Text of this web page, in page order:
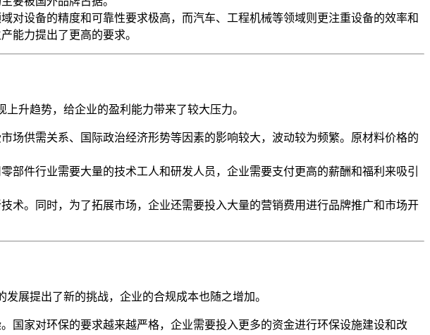
对设备的精度和可靠性要求极高，而汽车、工程机械等领域则更注重设备的效率和
能力提出了更高的要求。
升趋势，给企业的盈利能力带来了较大压力。
场供需关系、国际政治经济形势等因素的影响较大，波动较为频繁。原材料价格的
件行业需要大量的技术工人和研发人员，企业需要支付更高的薪酬和福利来吸引
术。同时，为了拓展市场，企业还需要投入大量的营销费用进行品牌推广和市场开
展提出了新的挑战，企业的合规成本也随之增加。
国家对环保的要求越来越严格，企业需要投入更多的资金进行环保设施建设和改